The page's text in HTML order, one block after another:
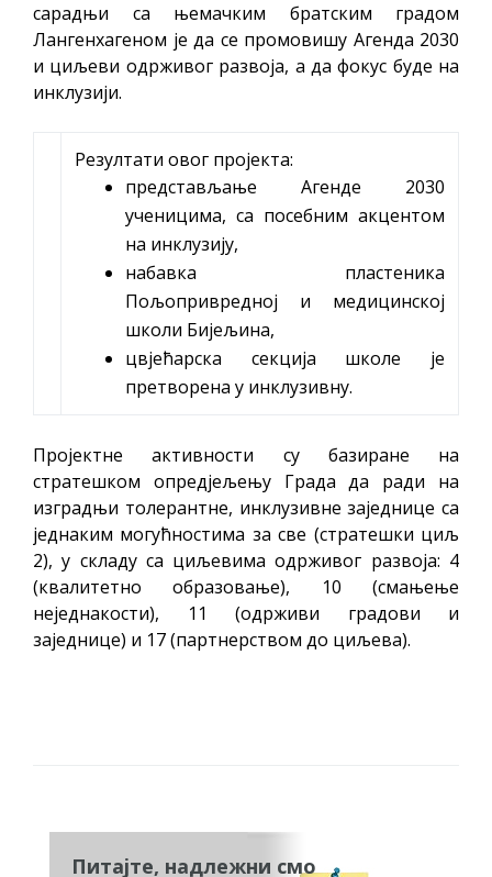
сарадњи са њемачким братским градом
Лангенхагеном је да се промовишу Агенда 2030
и циљеви одрживог развоја, а да фокус буде на
инклузији.
Резултати овог пројекта:
представљање Агенде 2030
ученицима, са посебним акцентом
на инклузију,
набавка пластеника
Пољопривредној и медицинској
школи Бијељина,
цвјећарска секција школе је
претворена у инклузивну.
Пројектне активности су базиране на
стратешком опредјељењу Града да ради на
изградњи толерантне, инклузивне заједнице са
једнаким могућностима за све (стратешки циљ
2), у складу са циљевима одрживог развоја: 4
(квалитетно образовање), 10 (смањење
неједнакости), 11 (одрживи градови и
заједнице) и 17 (партнерством до циљева).
Питајте, надлежни смо